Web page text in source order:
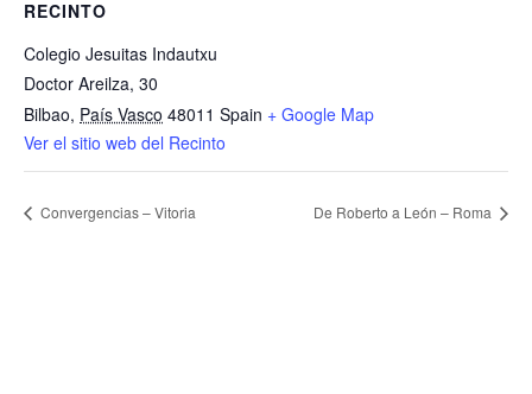
RECINTO
Colegio Jesuitas Indautxu
Doctor Areilza, 30
Bilbao, País Vasco 48011 Spain + Google Map
Ver el sitio web del Recinto
Convergencias – Vitoria De Roberto a León – Roma